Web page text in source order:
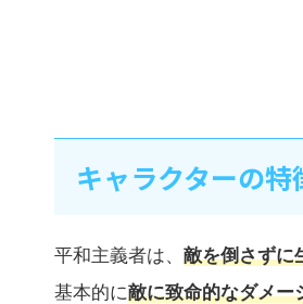
キャラクターの特
平和主義者は、 敵を倒さずに
基本的に敵に致命的なダメー